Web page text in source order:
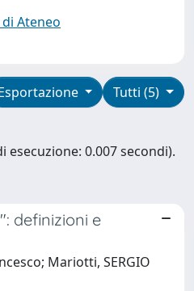
Ateneo
Tutti (5)
esecuzione: 0.007 secondi).
definizioni e
Mariotti, SERGIO